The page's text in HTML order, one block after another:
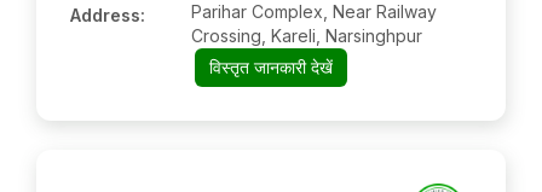
Address:
Parihar Complex, Near Railway
Crossing, Kareli, Narsinghpur
विस्तृत जानकारी देखें